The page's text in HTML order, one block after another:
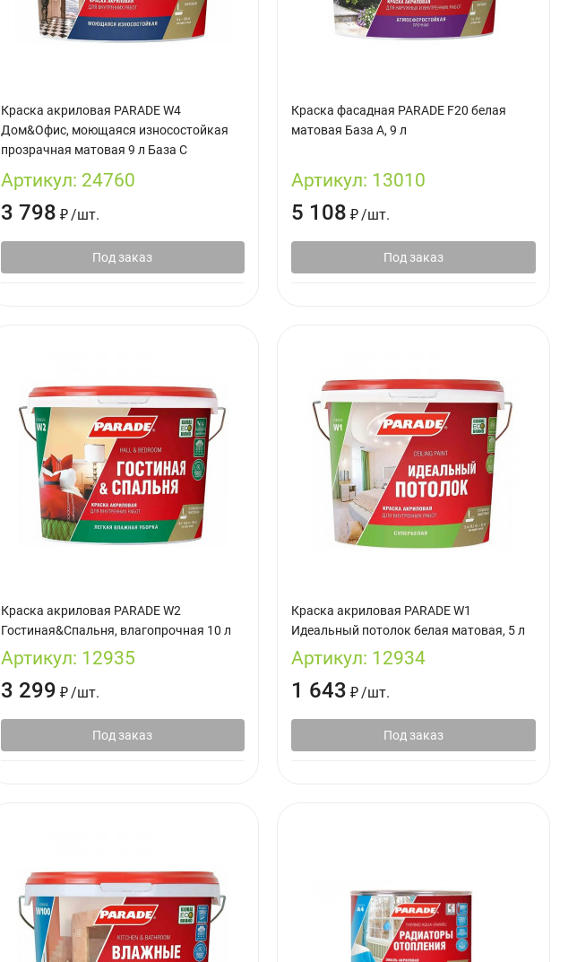
Краска акриловая PARADE W4
Дом&Офис, моющаяся износостойкая
прозрачная матовая 9 л База C
Артикул: 24760
3 798 ₽/шт.
Под заказ
Краска фасадная PARADE F20 белая
матовая База А, 9 л
Артикул: 13010
5 108 ₽/шт.
Под заказ
Краска акриловая PARADE W2
Гостиная&Спальня, влагопрочная 10 л
Артикул: 12935
3 299 ₽/шт.
Под заказ
Краска акриловая PARADE W1
Идеальный потолок белая матовая, 5 л
Артикул: 12934
1 643 ₽/шт.
Под заказ